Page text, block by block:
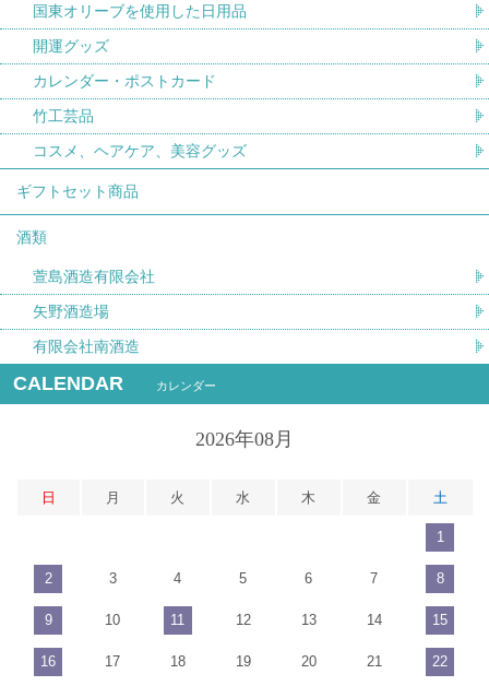
国東オリーブを使用した日用品
開運グッズ
カレンダー・ポストカード
竹工芸品
コスメ、ヘアケア、美容グッズ
ギフトセット商品
酒類
萱島酒造有限会社
矢野酒造場
有限会社南酒造
CALENDAR カレンダー
2026年08月
日 月 火 水 木 金 土
1
2 3 4 5 6 7 8
9 10 11 12 13 14 15
16 17 18 19 20 21 22